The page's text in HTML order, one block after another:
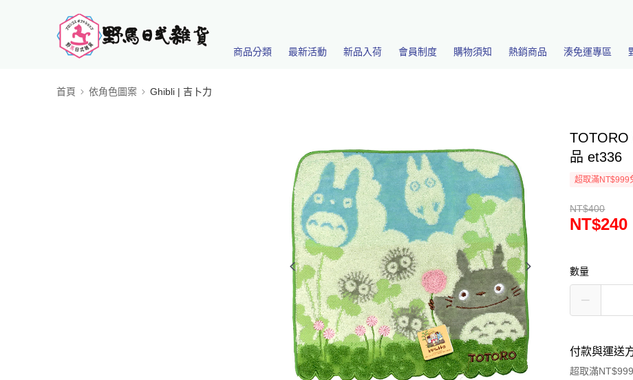
商品分類 最新活動 新品入荷 會員制度 購物須知 熱銷商品 湊免運專區
首頁 依角色圖案 Ghibli | 吉卜力
TOTORO
品 et336
超取滿NT$999
NT$400
NT$240
數量
付款與運送
超取滿